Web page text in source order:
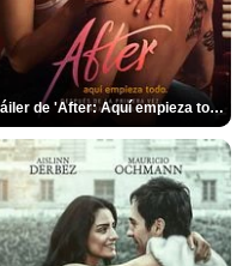
Tráiler de 'After: Aquí empieza todo'